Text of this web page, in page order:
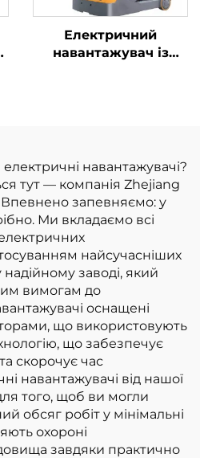
Електричний
навантажувач із
навантажувачі?
тут — компанія Zhejiang
запевняємо: у
Ми вкладаємо всі
найсучасніших
заводі, який
вимогам до
оснащені
що використовують
що забезпечує
скорочує час
навантажувачі від нашої
того, щоб ви могли
обсяг робіт у мінімальні
охороні
завдяки практично